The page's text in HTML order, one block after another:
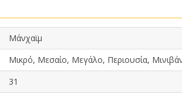
Μάνχαϊμ
Μικρό, Μεσαίο, Μεγάλο, Περιουσία,
31